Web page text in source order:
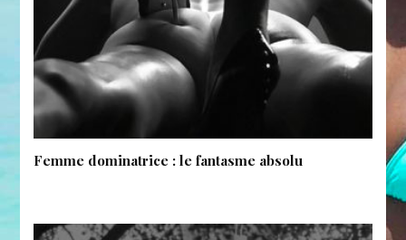
Femme dominatrice : le fantasme absolu